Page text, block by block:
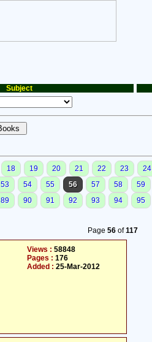
Subject
18 19 20 21 22 23 24
53 54 55 56 57 58 59
89 90 91 92 93 94 95
Page 56of117
Views : 58848
Pages : 176
Added : 25-Mar-2012